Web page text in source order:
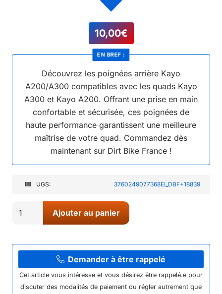
10,00€
Découvrez les poignées arrière Kayo
A200/A300 compatibles avec les quads Kayo
A300 et Kayo A200. Offrant une prise en main
confortable et sécurisée, ces poignées de
haute performance garantissent une meilleure
maîtrise de votre quad. Commandez dès
maintenant sur Dirt Bike France !
EN BREF :
UGS: 3760249077368EI_DBF+18839
POIGNEE
KAYO
A200/A300
Ajouter au panier
Demander à être rappelé
Cet article vous intéresse et vous désirez être rappelé.e pour
discuter des modalités de paiement ou régler autrement que